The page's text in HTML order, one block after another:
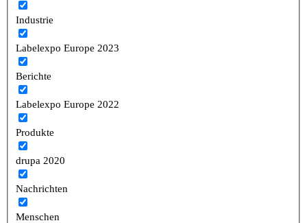
Industrie
Labelexpo Europe 2023
Berichte
Labelexpo Europe 2022
Produkte
drupa 2020
Nachrichten
Menschen